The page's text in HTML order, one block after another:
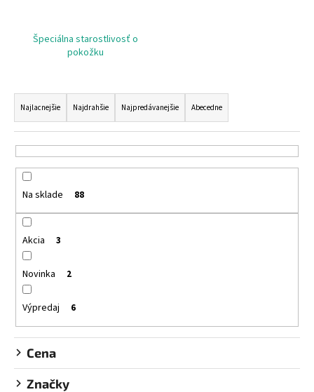
Špeciálna starostlivosť o
pokožku
R
a
d
e
n
e
p
o
d
u
t
o
v
Najlacnejšie Najdrahšie Najpredávanejšie Abecedne
Na sklade 88
Akcia 3
Novinka 2
Výpredaj 6
Cena
Značky
DONKEY
MILK
SOAP
€5,41